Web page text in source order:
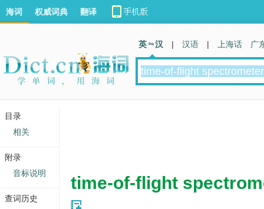
time-of-flight
海词 权威词典 翻译
英 汉 | 汉语 | 上海话 广
目录
相关
附录
音标说明
查词历史